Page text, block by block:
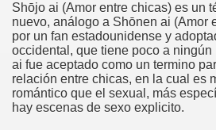
Shōjo ai (Amor entre chicas) es un
nuevo, análogo a Shōnen ai (Amor
por un fan estadounidense y
occidental, que tiene poco a
ai fue aceptado como un termino
relación entre chicas, en la cual es
romántico que el sexual, más
hay escenas de sexo explicito.